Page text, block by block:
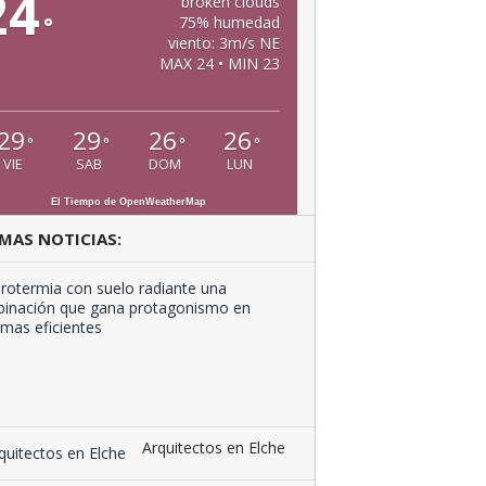
°
75% humedad
viento: 3m/s NE
MAX 24 • MIN 23
°
VIE
29 °
SAB
26 °
DOM
26 °
LUN
El Tiempo de OpenWeatherMap
NOTICIAS:
Arquitectos en Elche